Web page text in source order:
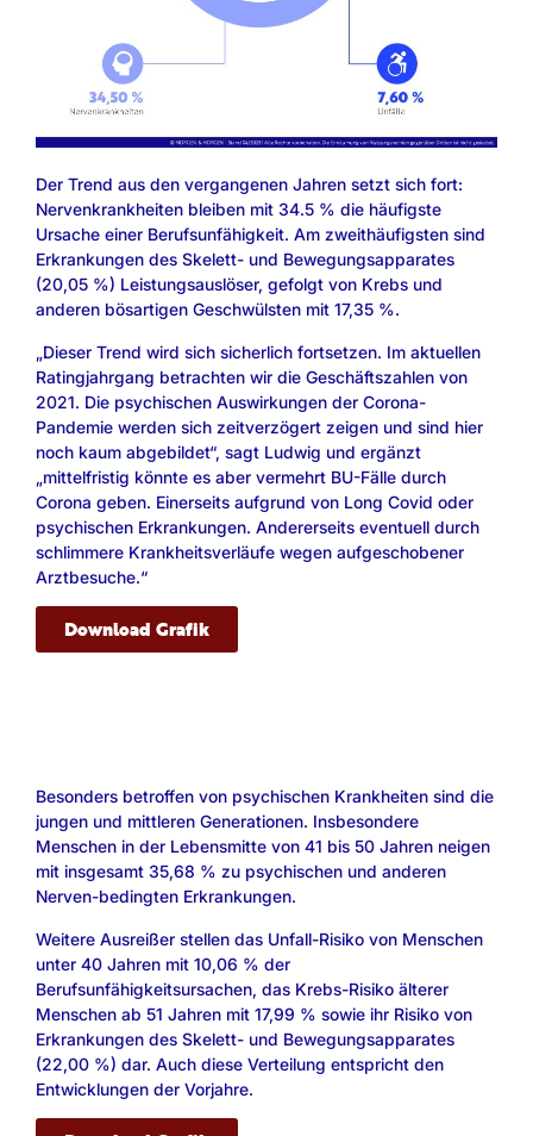
Der Trend aus den vergangenen Jahren setzt sich fort:
Nervenkrankheiten bleiben mit 34.5 % die häufigste
Ursache einer Berufsunfähigkeit. Am zweithäufigsten sind
Erkrankungen des Skelett- und Bewegungsapparates
(20,05 %) Leistungsauslöser, gefolgt von Krebs und
anderen bösartigen Geschwülsten mit 17,35 %.
„Dieser Trend wird sich sicherlich fortsetzen. Im aktuellen
Ratingjahrgang betrachten wir die Geschäftszahlen von
2021. Die psychischen Auswirkungen der Corona-
Pandemie werden sich zeitverzögert zeigen und sind hier
noch kaum abgebildet“, sagt Ludwig und ergänzt
„mittelfristig könnte es aber vermehrt BU-Fälle durch
Corona geben. Einerseits aufgrund von Long Covid oder
psychischen Erkrankungen. Andererseits eventuell durch
schlimmere Krankheitsverläufe wegen aufgeschobener
Arztbesuche.“
Download Grafik
Besonders betroffen von psychischen Krankheiten sind die
jungen und mittleren Generationen. Insbesondere
Menschen in der Lebensmitte von 41 bis 50 Jahren neigen
mit insgesamt 35,68 % zu psychischen und anderen
Nerven-bedingten Erkrankungen.
Weitere Ausreißer stellen das Unfall-Risiko von Menschen
unter 40 Jahren mit 10,06 % der
Berufsunfähigkeitsursachen, das Krebs-Risiko älterer
Menschen ab 51 Jahren mit 17,99 % sowie ihr Risiko von
Erkrankungen des Skelett- und Bewegungsapparates
(22,00 %) dar. Auch diese Verteilung entspricht den
Entwicklungen der Vorjahre.